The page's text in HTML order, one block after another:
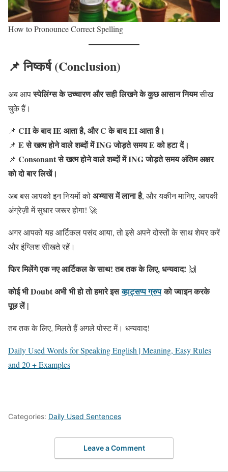
How to Pronounce Correct Spelling
📌 निष्कर्ष (Conclusion)
अब आपस्पेलिंग्स के उच्चारण और सही लिखने के कुछ आसान नियमसीख
चुके हैं।
📌 CH के बाद IE आता है, और C के बाद EI आता है।
📌 E से खत्म होने वाले शब्दों में ING जोड़ते समय E को हटा दें।
📌 Consonant से खत्म होने वाले शब्दों में ING जोड़ते समय अंतिम अक्षर
को दो बार लिखें।
अब बस आपको इन नियमों कोअभ्यास में लाना है, और यकीन मानिए, आपकी
अंग्रेज़ी में सुधार जरूर होगा! 🚀
अगर आपको यह आर्टिकल पसंद आया, तो इसे अपने दोस्तों के साथ शेयर करें
और इंग्लिश सीखते रहें।
फिर मिलेंगे एक नए आर्टिकल के साथ! तब तक के लिए, धन्यवाद! 🙌
कोई भी Doubt अभी भी हो तो हमारे इसव्हाट्सप्प ग्रुपको ज्वाइन करके
पूछ लें |
तब तक के लिए, मिलते हैं अगले पोस्ट में। धन्यवाद!
Daily Used Words for Speaking English | Meaning, Easy Rules
and 20 + Examples
Categories: Daily Used Sentences
Leave a Comment